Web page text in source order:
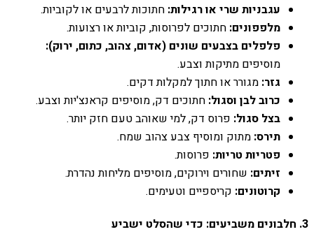
עגבניות שרי או רגילות: חתוכות לרבעים או לקוביות.
מלפפונים: חתוכים לפרוסות, קוביות או רצועות.
פלפלים בצבעים שונים (אדום, צהוב, כתום, ירוק):
מוסיפים מתיקות וצבע.
גזר: מגורר או חתוך למקלות דקים.
כרוב לבן וסגול: חתוכים דק, מוסיפים קראנצ'יות וצבע.
בצל סגול: פרוס דק, למי שאוהב טעם חזק יותר.
תירס: מתוק ומוסיף צבע צהוב שמח.
פטריות טריות: פרוסות.
זיתים: שחורים וירוקים, מוסיפים מליחות נהדרת.
קרוטונים: קריספיים וטעימים.
3. חלבונים משביעים: כדי שהסלט ישביע